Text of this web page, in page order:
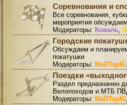
Соревнования и
Все соревнования,
мероприятия
Модераторы: Коваль,
Городские
Обсуждаем и
покатушки
Модераторы: MaDTapKi,
Поездки
Раздел предназначен
Велопоходов и МТБ
Модераторы: MaDTapKi,